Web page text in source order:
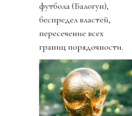
футбола (Балогун),
беспредел властей,
пересечение всех
границ порядочности.